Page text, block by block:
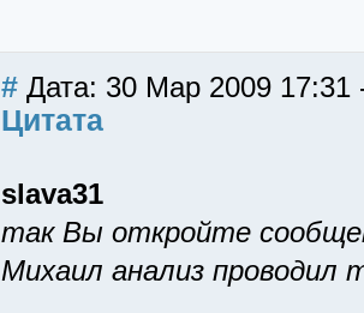
# Дата: 30 Мар 2009 17:31
Цитата
slava31
так Вы откройте
Михаил анализ проводил